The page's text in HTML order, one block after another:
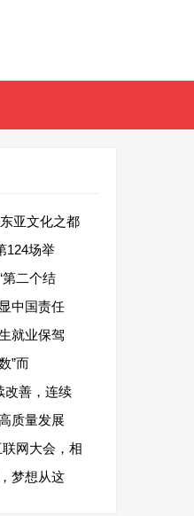
亚文化之都
124场举
第二个结
中国责任
就业保驾
”而
改善，连续
质量发展
网大会，相
梦想从这